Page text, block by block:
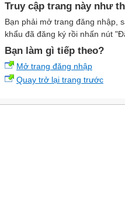
Truy cập trang này như
Bạn phải mở trang đăng nhập,
khẩu đã đăng ký rồi nhấn nút
Bạn làm gì tiếp theo?
Mở trang đăng nhập
Quay trở lại trang trước